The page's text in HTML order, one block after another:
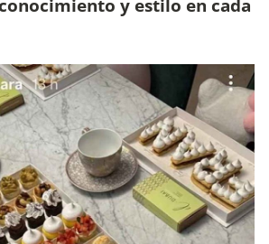
y estilo en cada